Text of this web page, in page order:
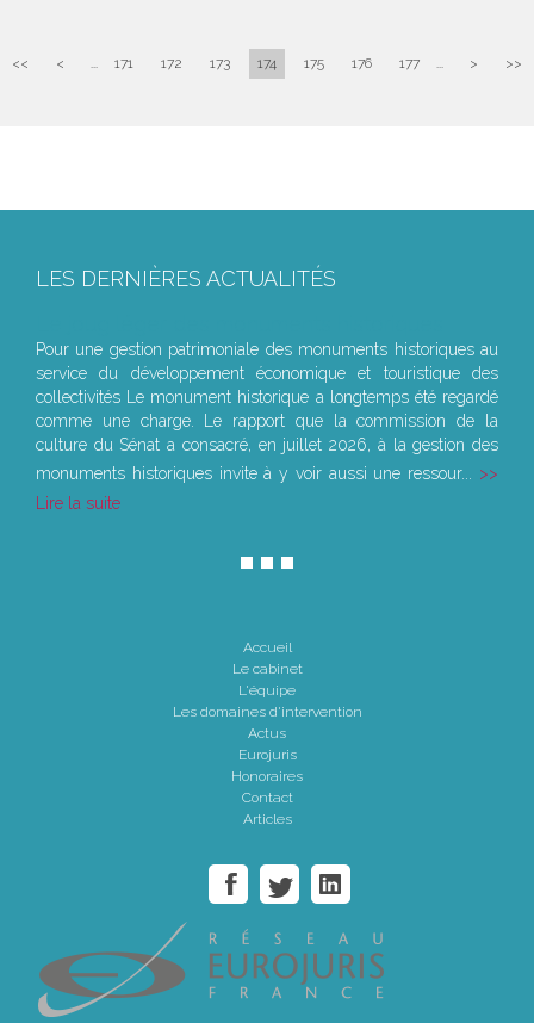
<< < 171 172 173 174 175 176 177 > >>
LES DERNIÈRES ACTUALITÉS
Pour une gestion patrimoniale des monuments historiques au
service du développement économique et touristique des
collectivités Le monument historique a longtemps été regardé
comme une charge. Le rapport que la commission de la
culture du Sénat a consacré, en juillet 2026, à la gestion des
monuments historiques invite à y voir aussi une ressour...
Lire la suite
Accueil
Le cabinet
L'équipe
Les domaines d'intervention
Actus
Eurojuris
Honoraires
Contact
Articles